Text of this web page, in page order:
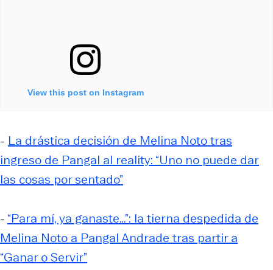
View this post on Instagram
- La drástica decisión de Melina Noto tras
ingreso de Pangal al reality: “Uno no puede dar
las cosas por sentado”
- “Para mí, ya ganaste…”: la tierna despedida de
Melina Noto a Pangal Andrade tras partir a
“Ganar o Servir”